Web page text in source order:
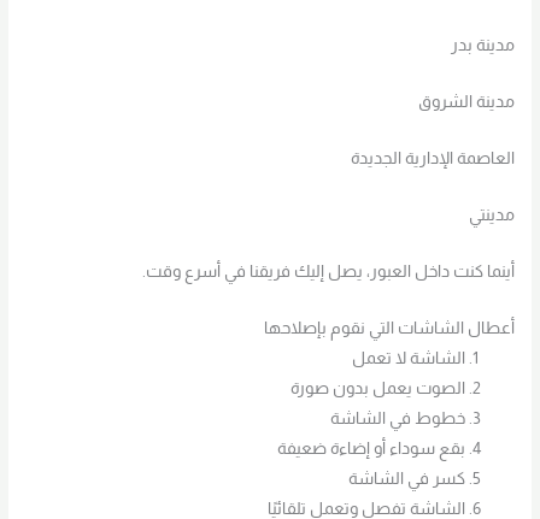
مدينة بدر
مدينة الشروق
العاصمة الإدارية الجديدة
مدينتي
أينما كنت داخل العبور، يصل إليك فريقنا في أسرع وقت.
أعطال الشاشات التي نقوم بإصلاحها
الشاشة لا تعمل
الصوت يعمل بدون صورة
خطوط في الشاشة
بقع سوداء أو إضاءة ضعيفة
كسر في الشاشة
الشاشة تفصل وتعمل تلقائيًا